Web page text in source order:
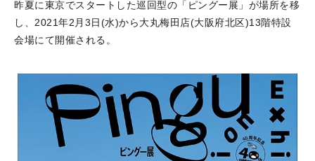
昨夏に東京でスタートした巡回型の「ピングー展」が場所を移
し、2021年2月3日(水)から大丸梅田店(大阪府北区)13階特設
会場にて開催される。